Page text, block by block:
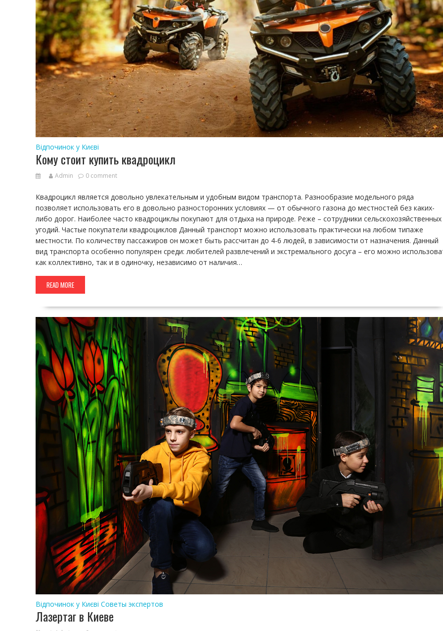
Відпочинок у Києві
Кому стоит купить квадроцикл
Admin 0 comment
Квадроцикл является довольно увлекательным и удобным видом транспорта. Разнообразие модельного ряда
позволяет использовать его в довольно разносторонних условиях — от обычного газона до местностей без каких-
либо дорог. Наиболее часто квадроциклы покупают для отдыха на природе. Реже – сотрудники сельскохозяйственных
угодий. Частые покупатели квадроциклов Данный транспорт можно использовать практически на любом типаже
местности. По количеству пассажиров он может быть рассчитан до 4-6 людей, в зависимости от назначения. Данный
вид транспорта особенно популярен среди: любителей развлечений и экстремального досуга – его можно
как коллективно, так и в одиночку, независимо от наличия…
READ MORE
Відпочинок у Києві Советы экспертов
Лазертаг в Киеве